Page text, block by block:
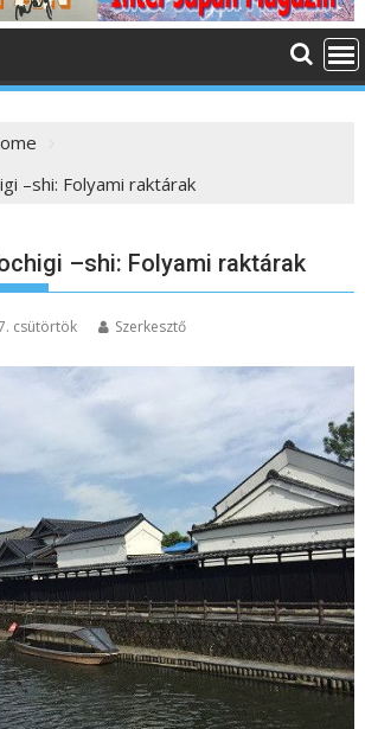
–shi: Folyami raktárak
–shi: Folyami raktárak
csütörtök Szerkesztő